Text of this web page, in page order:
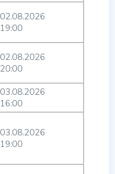
02.08.2026
19:00
02.08.2026
20:00
03.08.2026
16:00
03.08.2026
19:00